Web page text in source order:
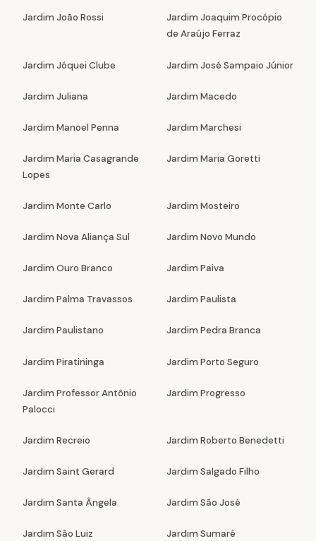
Jardim João Rossi
Jardim Joaquim Procópio
de Araújo Ferraz
Jardim Jóquei Clube Jardim José Sampaio Júnior
Jardim Juliana Jardim Macedo
Jardim Manoel Penna Jardim Marchesi
Jardim Maria Casagrande
Lopes
Jardim Maria Goretti
Jardim Monte Carlo Jardim Mosteiro
Jardim Nova Aliança Sul Jardim Novo Mundo
Jardim Ouro Branco Jardim Paiva
Jardim Palma Travassos Jardim Paulista
Jardim Paulistano Jardim Pedra Branca
Jardim Piratininga Jardim Porto Seguro
Jardim Professor Antônio
Palocci
Jardim Progresso
Jardim Recreio Jardim Roberto Benedetti
Jardim Saint Gerard Jardim Salgado Filho
Jardim Santa Ângela Jardim São José
Jardim São Luiz Jardim Sumaré